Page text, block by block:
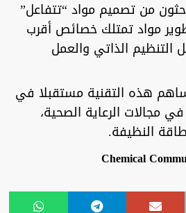
من تصميم مواد “تتفاعل”
مواد تمتلك خصائص أقرب
التنظيم الذاتي والعمل
هذه التقنية مستقبلا في
مجالات الرعاية الصحية،
النظيفة.